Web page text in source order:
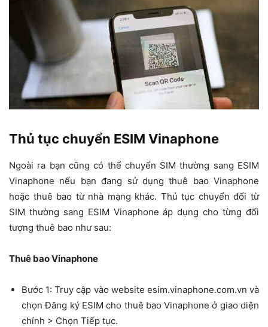
Thủ tục chuyển ESIM Vinaphone
Ngoài ra bạn cũng có thể chuyển SIM thường sang ESIM
Vinaphone nếu bạn đang sử dụng thuê bao Vinaphone
hoặc thuê bao từ nhà mạng khác. Thủ tục chuyển đổi từ
SIM thường sang ESIM Vinaphone áp dụng cho từng đối
tượng thuê bao như sau:
Thuê bao Vinaphone
Bước 1: Truy cập vào website esim.vinaphone.com.vn và
chọn Đăng ký ESIM cho thuê bao Vinaphone ở giao diện
chính > Chọn Tiếp tục.